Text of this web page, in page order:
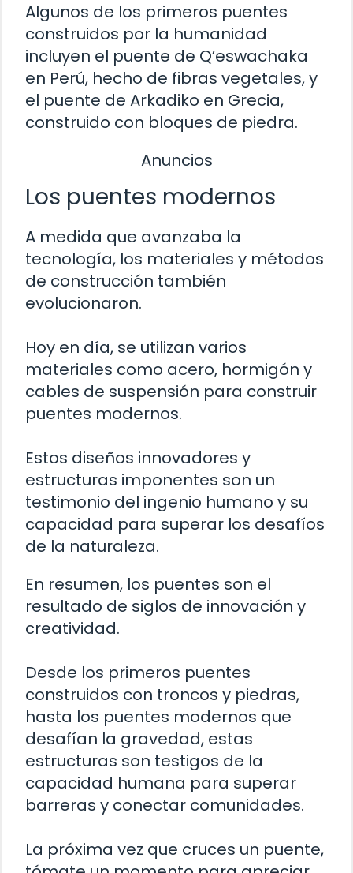
Algunos de los primeros puentes
construidos por la humanidad
incluyen el puente de Q’eswachaka
en Perú, hecho de fibras vegetales, y
el puente de Arkadiko en Grecia,
construido con bloques de piedra.
Anuncios
Los puentes modernos
A medida que avanzaba la
tecnología, los materiales y métodos
de construcción también
evolucionaron.
Hoy en día, se utilizan varios
materiales como acero, hormigón y
cables de suspensión para construir
puentes modernos.
Estos diseños innovadores y
estructuras imponentes son un
testimonio del ingenio humano y su
capacidad para superar los desafíos
de la naturaleza.
En resumen, los puentes son el
resultado de siglos de innovación y
creatividad.
Desde los primeros puentes
construidos con troncos y piedras,
hasta los puentes modernos que
desafían la gravedad, estas
estructuras son testigos de la
capacidad humana para superar
barreras y conectar comunidades.
La próxima vez que cruces un puente,